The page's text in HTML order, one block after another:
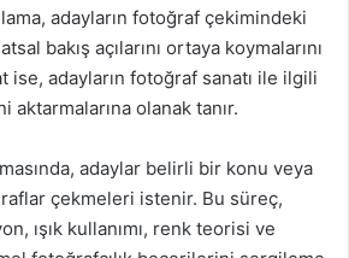
adayların fotoğraf çekimindeki
bakış açılarını ortaya koymalarını
ise, adayların fotoğraf sanatı ile ilgili
olanak tanır.
adaylar belirli bir konu veya
çekmeleri istenir. Bu süreç,
ışık kullanımı, renk teorisi ve